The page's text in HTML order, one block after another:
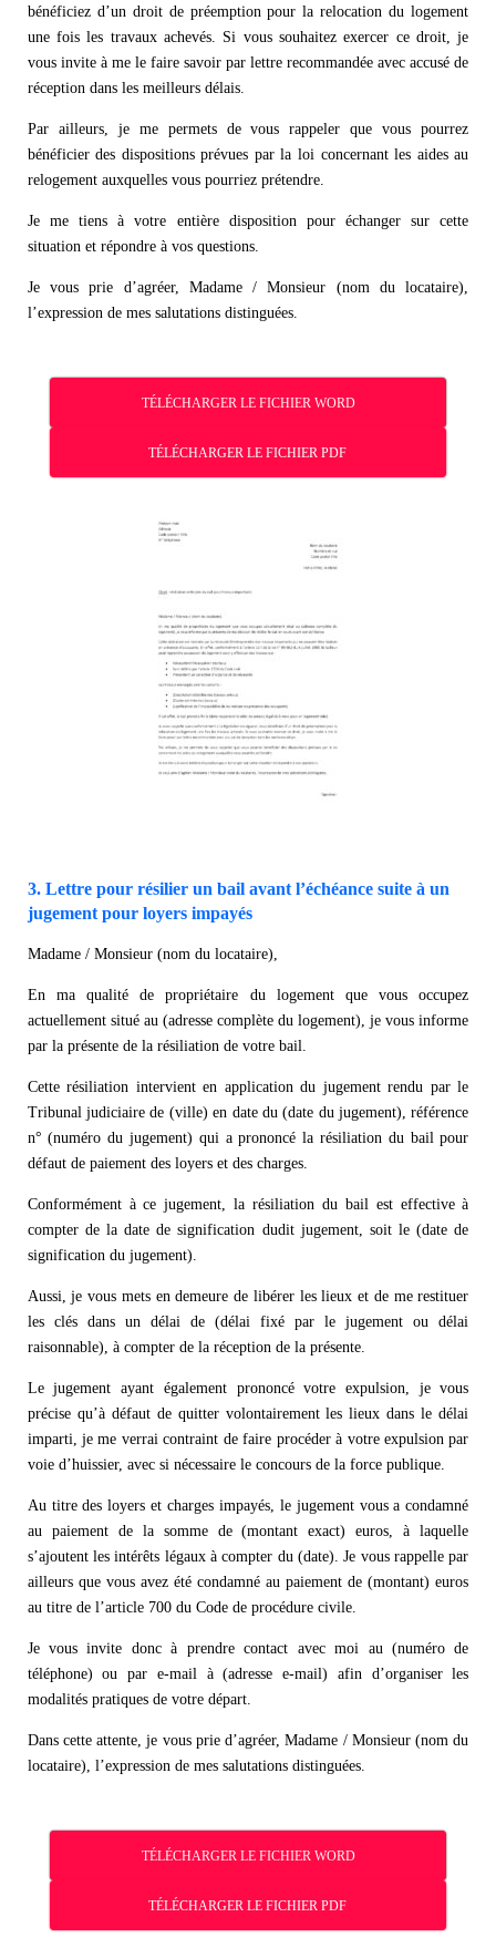
bénéficiez d’un droit de préemption pour la relocation du logement
une fois les travaux achevés. Si vous souhaitez exercer ce droit, je
vous invite à me le faire savoir par lettre recommandée avec accusé de
réception dans les meilleurs délais.
Par ailleurs, je me permets de vous rappeler que vous pourrez
bénéficier des dispositions prévues par la loi concernant les aides au
relogement auxquelles vous pourriez prétendre.
Je me tiens à votre entière disposition pour échanger sur cette
situation et répondre à vos questions.
Je vous prie d’agréer, Madame / Monsieur (nom du locataire),
l’expression de mes salutations distinguées.
TÉLÉCHARGER LE FICHIER WORD
TÉLÉCHARGER LE FICHIER PDF
3. Lettre pour résilier un bail avant l’échéance suite à un
jugement pour loyers impayés
Madame / Monsieur (nom du locataire),
En ma qualité de propriétaire du logement que vous occupez
actuellement situé au (adresse complète du logement), je vous informe
par la présente de la résiliation de votre bail.
Cette résiliation intervient en application du jugement rendu par le
Tribunal judiciaire de (ville) en date du (date du jugement), référence
n° (numéro du jugement) qui a prononcé la résiliation du bail pour
défaut de paiement des loyers et des charges.
Conformément à ce jugement, la résiliation du bail est effective à
compter de la date de signification dudit jugement, soit le (date de
signification du jugement).
Aussi, je vous mets en demeure de libérer les lieux et de me restituer
les clés dans un délai de (délai fixé par le jugement ou délai
raisonnable), à compter de la réception de la présente.
Le jugement ayant également prononcé votre expulsion, je vous
précise qu’à défaut de quitter volontairement les lieux dans le délai
imparti, je me verrai contraint de faire procéder à votre expulsion par
voie d’huissier, avec si nécessaire le concours de la force publique.
Au titre des loyers et charges impayés, le jugement vous a condamné
au paiement de la somme de (montant exact) euros, à laquelle
s’ajoutent les intérêts légaux à compter du (date). Je vous rappelle par
ailleurs que vous avez été condamné au paiement de (montant) euros
au titre de l’article 700 du Code de procédure civile.
Je vous invite donc à prendre contact avec moi au (numéro de
téléphone) ou par e-mail à (adresse e-mail) afin d’organiser les
modalités pratiques de votre départ.
Dans cette attente, je vous prie d’agréer, Madame / Monsieur (nom du
locataire), l’expression de mes salutations distinguées.
TÉLÉCHARGER LE FICHIER WORD
TÉLÉCHARGER LE FICHIER PDF